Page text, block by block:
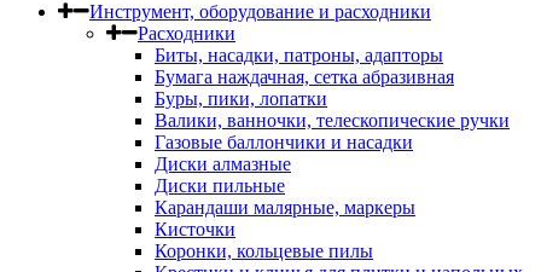
Инструмент, оборудование и расходники
Расходники
Биты, насадки, патроны, адапторы
Бумага наждачная, сетка абразивная
Буры, пики, лопатки
Валики, ванночки, телескопические ручки
Газовые баллончики и насадки
Диски алмазные
Диски пильные
Карандаши малярные, маркеры
Кисточки
Коронки, кольцевые пилы